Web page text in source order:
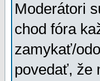
Moderátori
chod fóra
zamykať/
povedať, že